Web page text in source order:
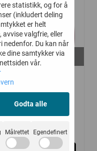
På lager i
104, 116
800,-
statistikk, og for å
(inkludert deling
er helt
avvise valgfrie, eller
nedenfor. Du kan når
dine samtykker via
vår.
Godta alle
Målrettet Egendefinert